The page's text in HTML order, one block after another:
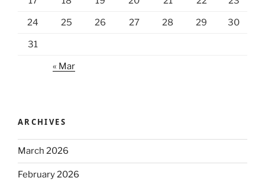
24 25 26 27 28 29 30
31
« Mar
ARCHIVES
March 2026
February 2026